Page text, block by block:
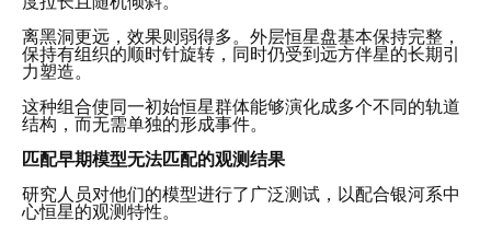
离黑洞更远，效果则弱得多。外层恒星盘基本保持完整，
保持有组织的顺时针旋转，同时仍受到远方伴星的长期引
力塑造。
这种组合使同一初始恒星群体能够演化成多个不同的轨道
结构，而无需单独的形成事件。
匹配早期模型无法匹配的观测结果
研究人员对他们的模型进行了广泛测试，以配合银河系中
心恒星的观测特性。